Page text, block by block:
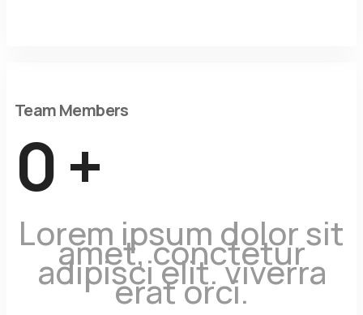
Team Members
0+
Lorem ipsum dolor sit
amet, conctetur
adipisci elit. viverra
erat orci.